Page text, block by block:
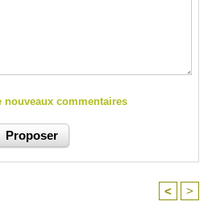
nouveaux commentaires
< >